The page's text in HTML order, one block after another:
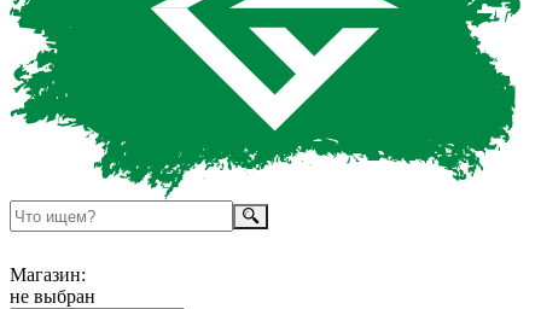
Магазин:
не выбран